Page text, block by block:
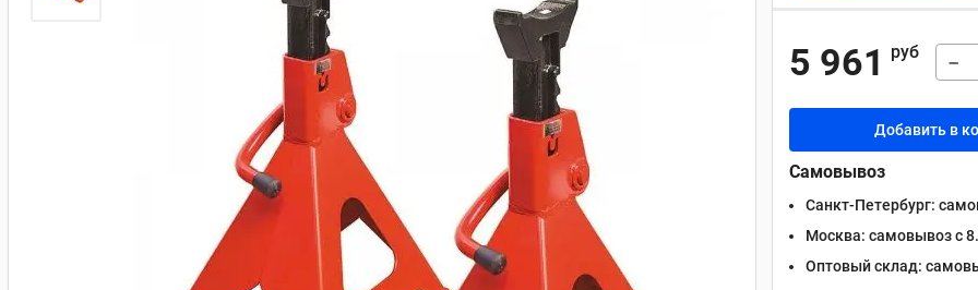
5 961 руб −
Добавить в
Самовывоз
Санкт-Петербург:
Москва: самовывоз с
Оптовый склад: